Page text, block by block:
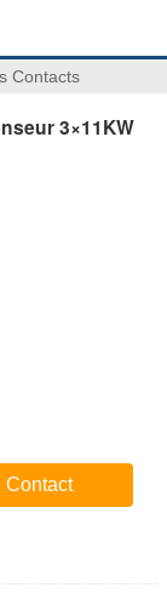
Contacts
3×11KW
Contact